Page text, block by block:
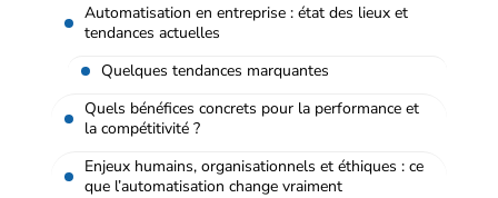
Automatisation en entreprise : état des lieux et
tendances actuelles
Quelques tendances marquantes
Quels bénéfices concrets pour la performance et
la compétitivité ?
Enjeux humains, organisationnels et éthiques : ce
que l’automatisation change vraiment